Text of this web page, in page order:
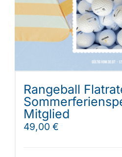
Rangeball
Mitglied
49,00 €